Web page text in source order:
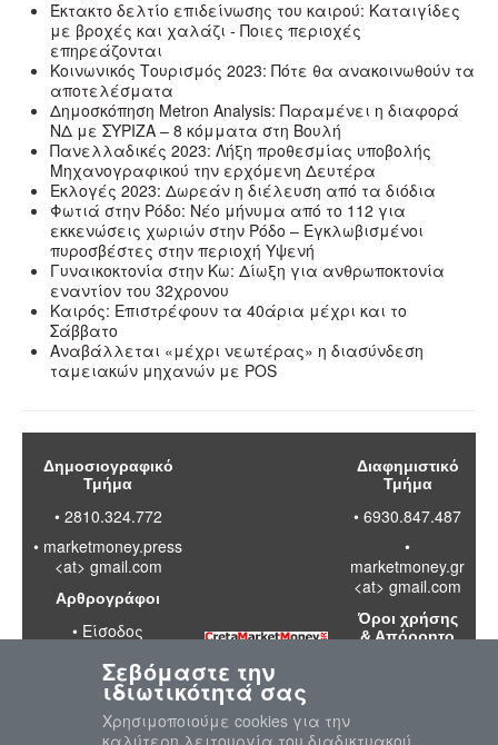
Έκτακτο δελτίο επιδείνωσης του καιρού: Καταιγίδες
με βροχές και χαλάζι - Ποιες περιοχές
επηρεάζονται
Κοινωνικός Τουρισμός 2023: Πότε θα ανακοινωθούν τα
αποτελέσματα
Δημοσκόπηση Metron Analysis: Παραμένει η διαφορά
ΝΔ με ΣΥΡΙΖΑ – 8 κόμματα στη Βουλή
Πανελλαδικές 2023: Λήξη προθεσμίας υποβολής
Μηχανογραφικού την ερχόμενη Δευτέρα
Εκλογές 2023: Δωρεάν η διέλευση από τα διόδια
Φωτιά στην Ρόδο: Νέο μήνυμα από το 112 για
εκκενώσεις χωριών στην Ρόδο – Εγκλωβισμένοι
πυροσβέστες στην περιοχή Υψενή
Γυναικοκτονία στην Κω: Δίωξη για ανθρωποκτονία
εναντίον του 32χρονου
Καιρός: Επιστρέφουν τα 40άρια μέχρι και το
Σάββατο
Αναβάλλεται «μέχρι νεωτέρας» η διασύνδεση
ταμειακών μηχανών με POS
Δημοσιογραφικό
Τμήμα
• 2810.324.772
• marketmoney.press
<at> gmail.com
Αρθρογράφοι
• Είσοδος
Διαφημιστικό
Τμήμα
• 6930.847.487
•
marketmoney.gr
<at> gmail.com
Όροι χρήσης
& Απόρρητο
Σεβόμαστε την
ιδιωτικότητά σας
Χρησιμοποιούμε cookies για την
καλύτερη λειτουργία του διαδικτυακού